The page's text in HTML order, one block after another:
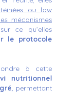
ou low
mécanismes
ce qu’elles
le protocole
à cette
nutritionnel
, permettant